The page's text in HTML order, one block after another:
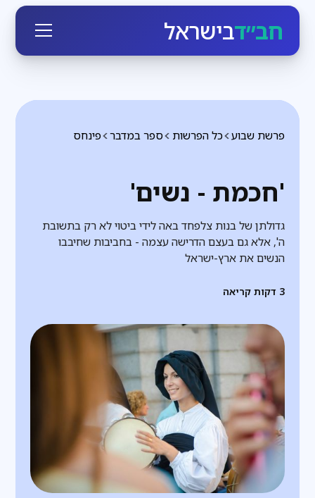
חב״דבישראל
פינחס ספר במדבר כל הפרשות פרשת שבוע
'חכמת - נשים'
גדולתן של בנות צלפחד באה לידי ביטוי לא רק בתשובת
ה', אלא גם בעצם הדרישה עצמה - בחביבות שחיבבו
הנשים את ארץ-ישראל
3 דקות קריאה